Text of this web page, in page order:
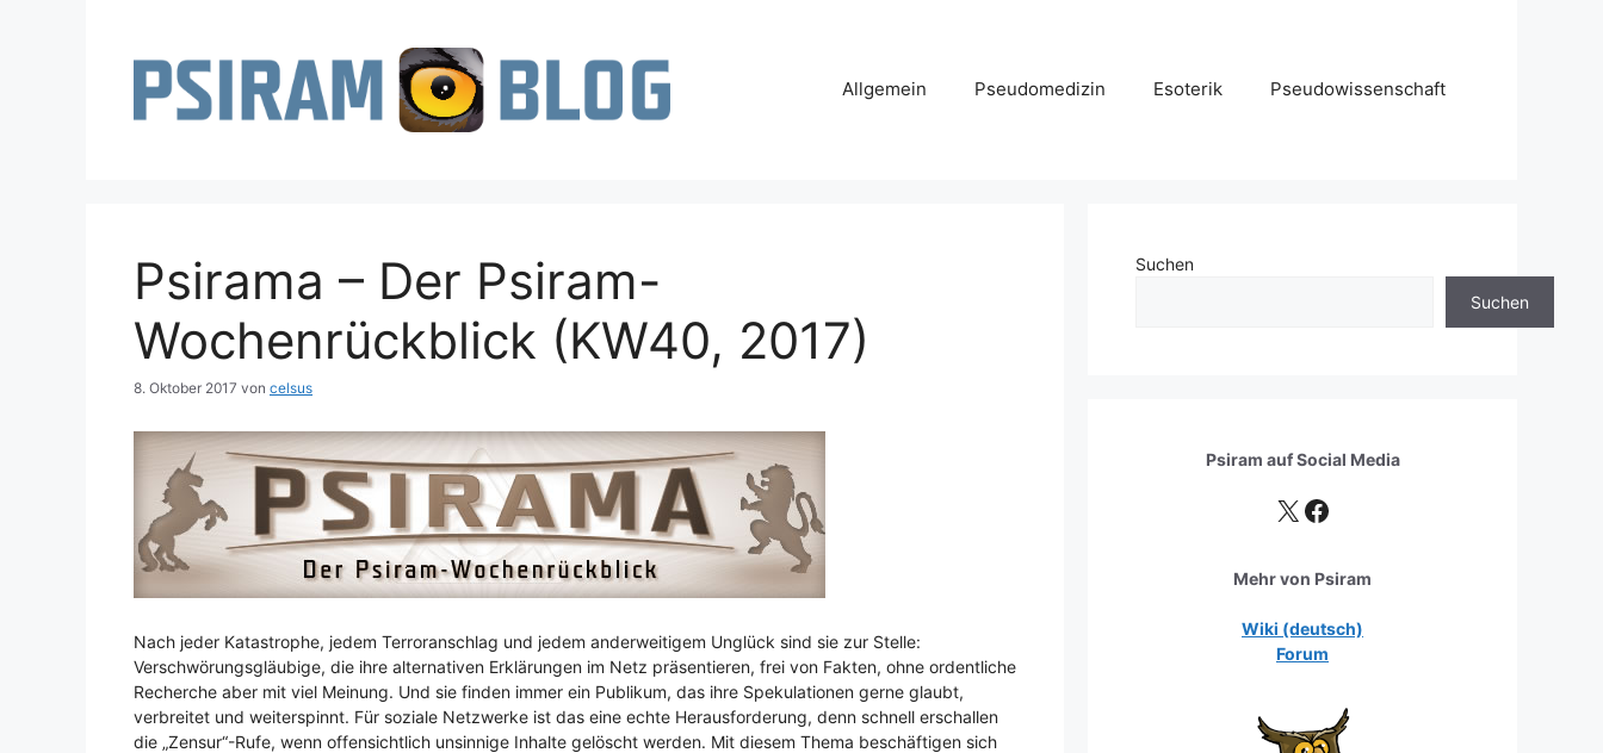
Allgemein Pseudomedizin Esoterik Pseudowissenschaft
Psirama – Der Psiram-
Wochenrückblick (KW40, 2017)
8. Oktober 2017 von celsus
Nach jeder Katastrophe, jedem Terroranschlag und jedem anderweitigem Unglück sind sie zur Stelle:
Verschwörungsgläubige, die ihre alternativen Erklärungen im Netz präsentieren, frei von Fakten, ohne ordentliche
Recherche aber mit viel Meinung. Und sie finden immer ein Publikum, das ihre Spekulationen gerne glaubt,
verbreitet und weiterspinnt. Für soziale Netzwerke ist das eine echte Herausforderung, denn schnell erschallen
die „Zensur“-Rufe, wenn offensichtlich unsinnige Inhalte gelöscht werden. Mit diesem Thema beschäftigen sich
Suchen
Suchen
Psiram aufSocial Media
X Facebook
Mehr von Psiram
Wiki (deutsch)
Forum